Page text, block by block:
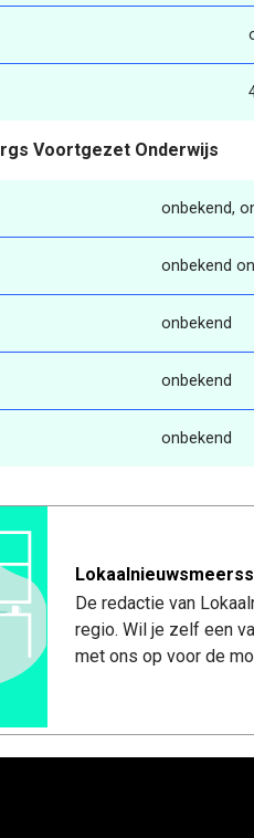
Voortgezet Onderwijs
onbekend,
onbekend
onbekend
onbekend
onbekend
De redactie van
regio. Wil je zelf een
met ons op voor de